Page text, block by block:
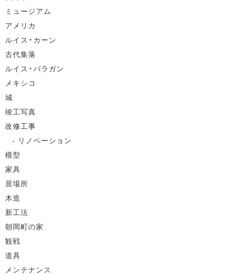
ミュージアム
アメリカ
ルイス・カーン
古代集落
ルイス・バラガン
メキシコ
城
竣工写真
改修工事
リノベーション
模型
家具
居場所
木造
新工法
朝岡町の家
観戦
道具
メンテナンス